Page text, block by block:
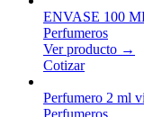
ENVASE 100
Perfumeros
Ver producto →
Cotizar
Perfumero 2 ml
Perfumeros